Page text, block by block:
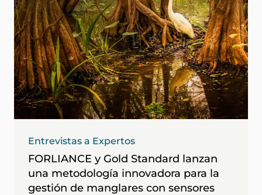
Entrevistas a Expertos
FORLIANCE y Gold Standard lanzan
una metodología innovadora para la
gestión de manglares con sensores